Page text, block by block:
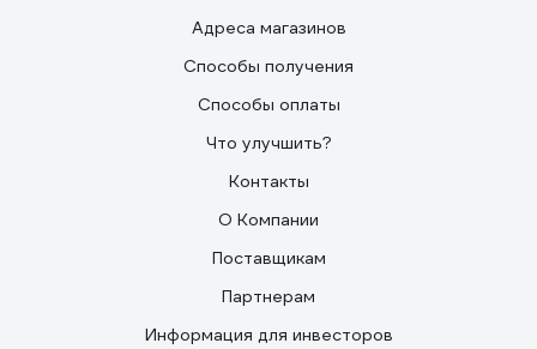
Адреса магазинов
Способы получения
Способы оплаты
Что улучшить?
Контакты
О Компании
Поставщикам
Партнерам
Информация для инвесторов